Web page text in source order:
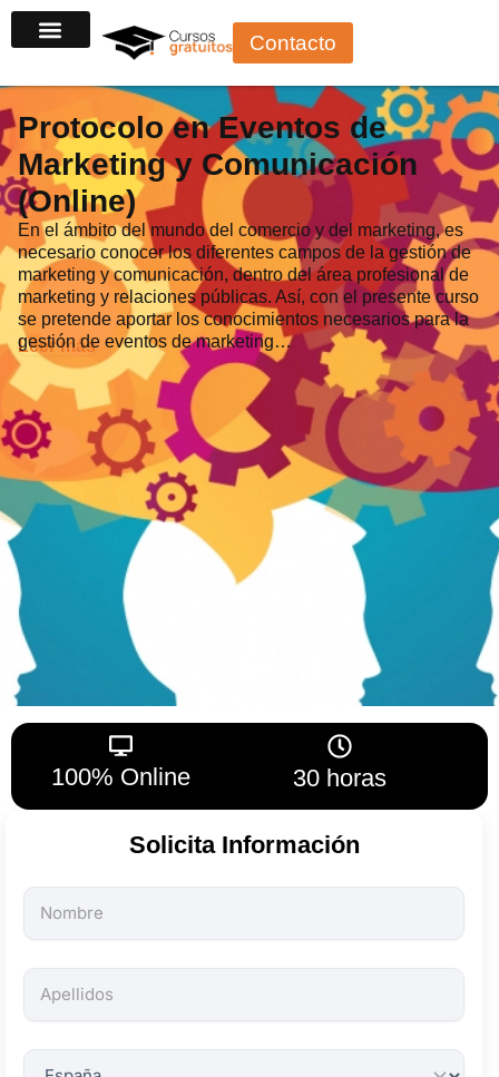
al
Contacto
Protocolo en Eventos de
Marketing y Comunicación
(Online)
En el ámbito del mundo del comercio y del marketing, es
necesario conocer los diferentes campos de la gestión de
marketing y comunicación, dentro del área profesional de
marketing y relaciones públicas. Así, con el presente curso
se pretende aportar los conocimientos necesarios para la
gestión de eventos de marketing…
Leer más
100% Online 30 horas
Solicita Información
Todos
los
son
obligatorios.